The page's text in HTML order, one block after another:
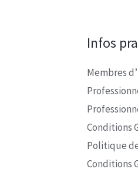
Infos
Membres
Conditions
Politique
Conditions